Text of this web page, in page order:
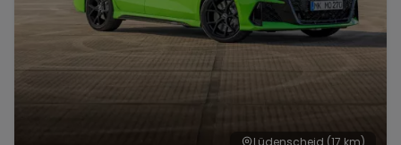
Lüdenscheid (17 km)